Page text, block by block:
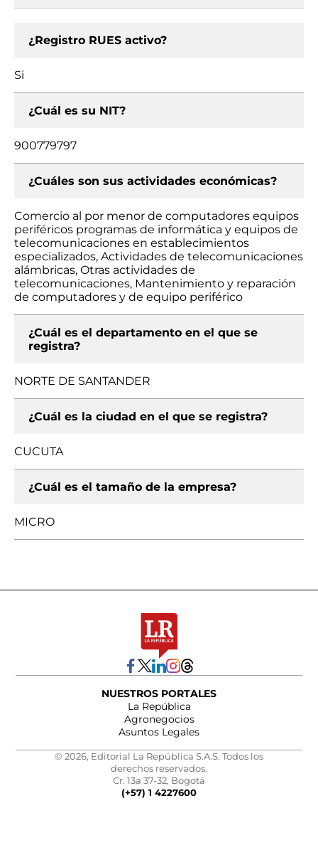
¿Registro RUES activo?
Si
¿Cuál es su NIT?
900779797
¿Cuáles son sus actividades económicas?
Comercio al por menor de computadores equipos
periféricos programas de informática y equipos de
telecomunicaciones en establecimientos
especializados, Actividades de telecomunicaciones
alámbricas, Otras actividades de
telecomunicaciones, Mantenimiento y reparación
de computadores y de equipo periférico
¿Cuál es el departamento en el que se
registra?
NORTE DE SANTANDER
¿Cuál es la ciudad en el que se registra?
CUCUTA
¿Cuál es el tamaño de la empresa?
MICRO
NUESTROS PORTALES
La República
Agronegocios
Asuntos Legales
© 2026, Editorial La República S.A.S. Todos los
derechos reservados.
Cr. 13a 37-32, Bogotá
(+57) 1 4227600